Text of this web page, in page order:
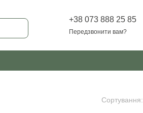
+38 073 888 25 85
Передзвонити вам?
Сортування: